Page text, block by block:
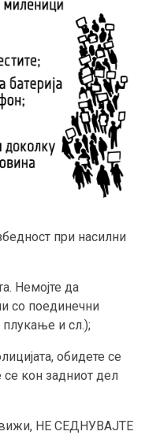
при насилни
Немојте да
со поединечни
и сл.);
обидете се
се кон задниот дел
НЕ СЕДНУВАЈТЕ